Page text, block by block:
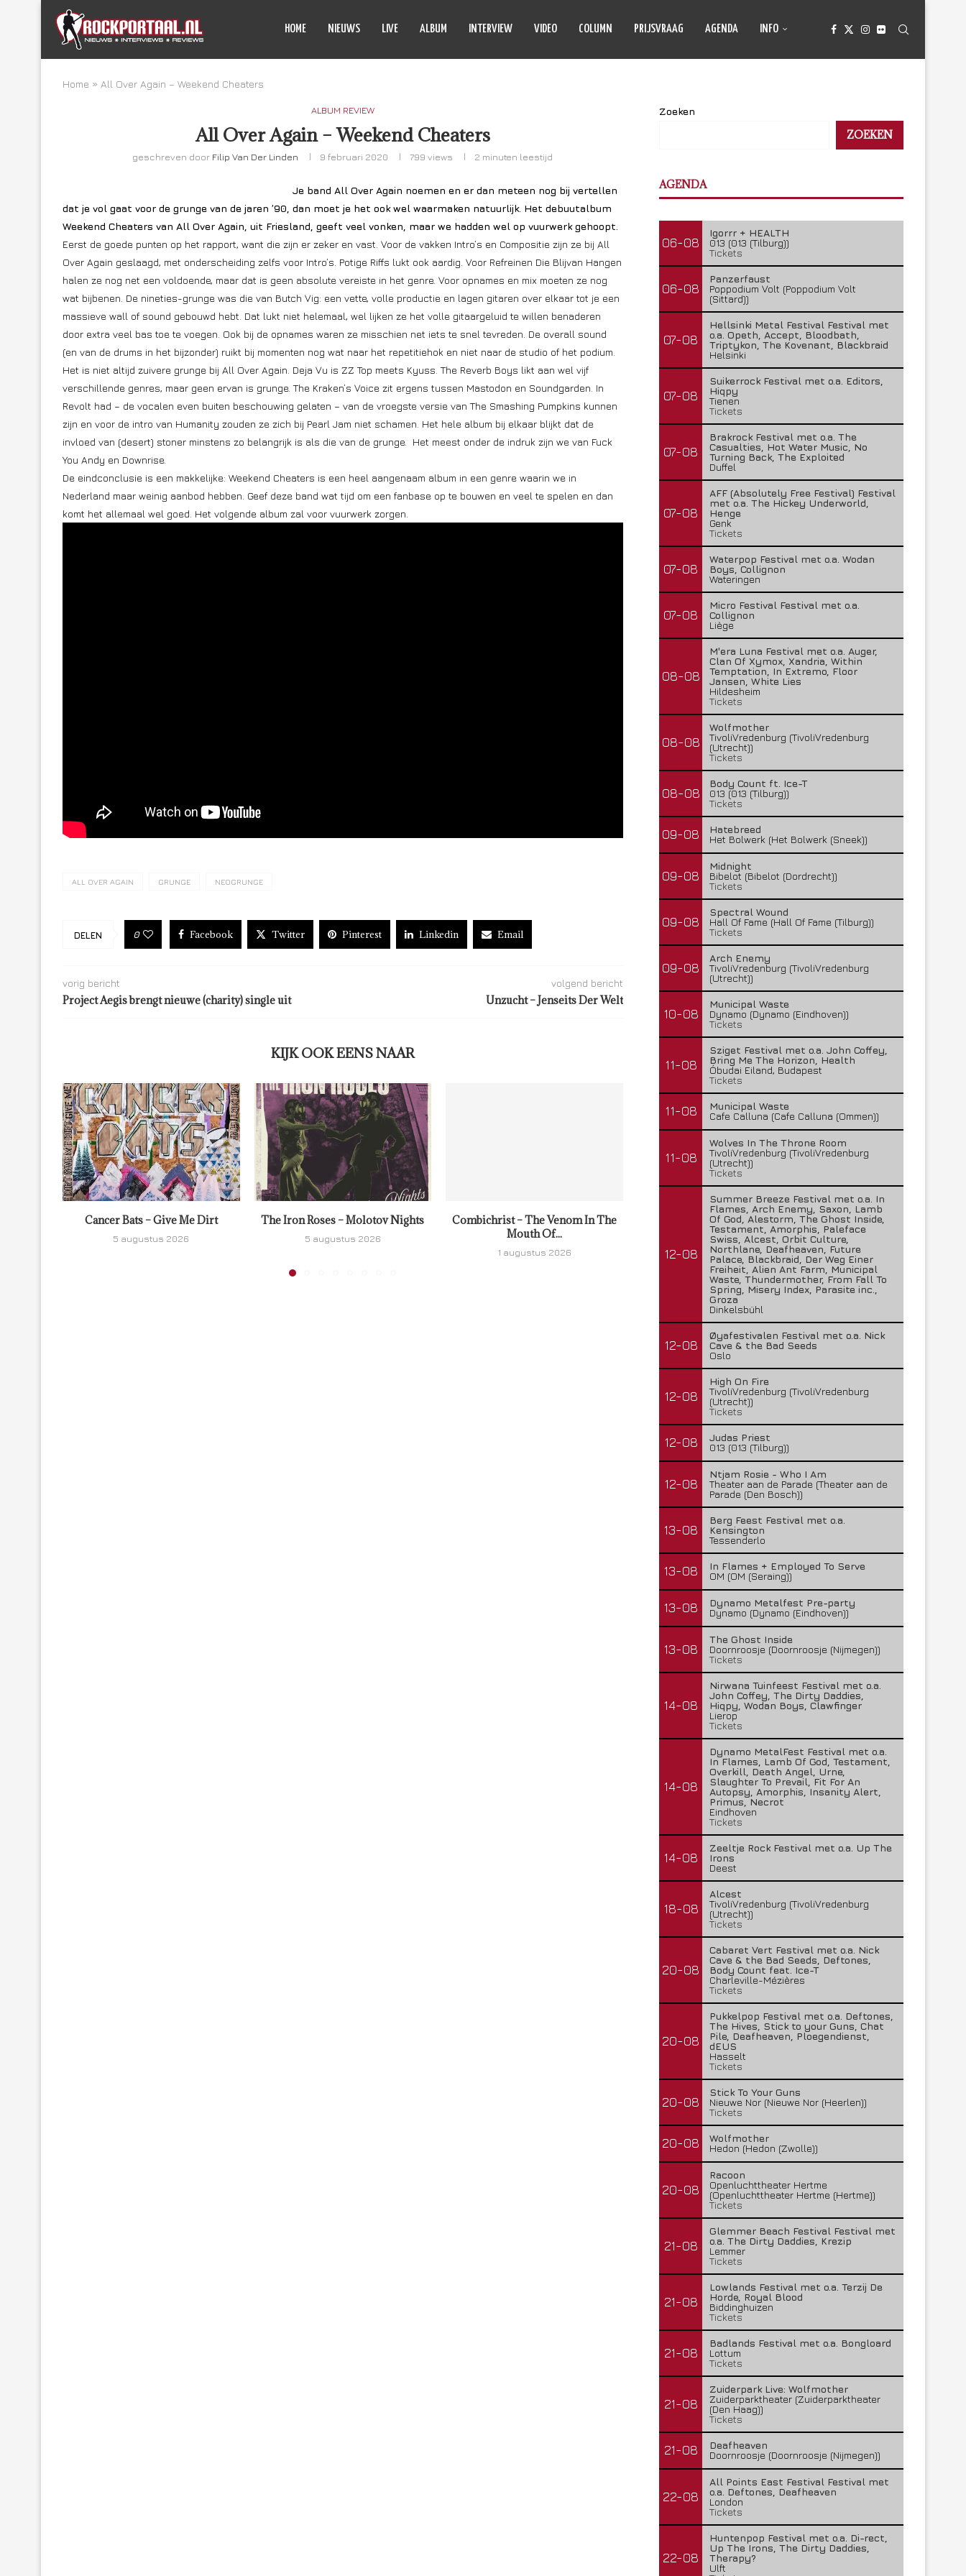
HOME NIEUWS LIVE ALBUM INTERVIEW VIDEO COLUMN PRIJSVRAAG AGENDA INFO
Home » All Over Again – Weekend Cheaters
ALBUM REVIEW
All Over Again – Weekend Cheaters
geschreven door Filip Van Der Linden 9 februari 2020 799 views 2 minuten leestijd
Je band All Over Again noemen en er dan meteen nog bij vertellen
dat je vol gaat voor de grunge van de jaren ’90, dan moet je het ook wel waarmaken natuurlijk. Het debuutalbum
Weekend Cheaters van All Over Again, uit Friesland, geeft veel vonken, maar we hadden wel op vuurwerk gehoopt.
Eerst de goede punten op het rapport, want die zijn er zeker en vast. Voor de vakken Intro’s en Compositie zijn ze bij All
Over Again geslaagd, met onderscheiding zelfs voor Intro’s. Potige Riffs lukt ook aardig. Voor Refreinen Die Blijvan Hangen
halen ze nog net een voldoende, maar dat is geen absolute vereiste in het genre. Voor opnames en mix moeten ze nog
wat bijbenen. De nineties-grunge was die van Butch Vig: een vette, volle productie en lagen gitaren over elkaar tot je een
massieve wall of sound gebouwd hebt. Dat lukt niet helemaal, wel lijken ze het volle gitaargeluid te willen benaderen
door extra veel bas toe te voegen. Ook bij de opnames waren ze misschien net iets te snel tevreden. De overall sound
(en van de drums in het bijzonder) ruikt bij momenten nog wat naar het repetitiehok en niet naar de studio of het podium.
Het is niet altijd zuivere grunge bij All Over Again. Deja Vu is ZZ Top meets Kyuss. The Reverb Boys likt aan wel vijf
verschillende genres, maar geen ervan is grunge. The Kraken’s Voice zit ergens tussen Mastodon en Soundgarden. In
Revolt had – de vocalen even buiten beschouwing gelaten – van de vroegste versie van The Smashing Pumpkins kunnen
zijn en voor de intro van Humanity zouden ze zich bij Pearl Jam niet schamen. Het hele album bij elkaar blijkt dat de
invloed van (desert) stoner minstens zo belangrijk is als die van de grunge. Het meest onder de indruk zijn we van Fuck
You Andy en Downrise.
De eindconclusie is een makkelijke: Weekend Cheaters is een heel aangenaam album in een genre waarin we in
Nederland maar weinig aanbod hebben. Geef deze band wat tijd om een fanbase op te bouwen en veel te spelen en dan
komt het allemaal wel goed. Het volgende album zal voor vuurwerk zorgen.
ALL OVER AGAIN GRUNGE NEOGRUNGE
DELEN 0 Facebook Twitter Pinterest Linkedin Email
vorig bericht
Project Aegis brengt nieuwe (charity) single uit
volgend bericht
Unzucht – Jenseits Der Welt
KIJK OOK EENS NAAR
Cancer Bats – Give Me Dirt
5 augustus 2026
The Iron Roses – Molotov Nights
5 augustus 2026
Combichrist – The Venom In The
Mouth Of...
1 augustus 2026
Lunatic Soul – Transition II
29 juli 2026
Boneripper – Radiant In
Zoeken
ZOEKEN
AGENDA
06-08
Igorrr + HEALTH
013 (013 (Tilburg))
Tickets
06-08
Panzerfaust
Poppodium Volt (Poppodium Volt
(Sittard))
07-08
Hellsinki Metal Festival Festival met
o.a. Opeth, Accept, Bloodbath,
Triptykon, The Kovenant, Blackbraid
Helsinki
07-08
Suikerrock Festival met o.a. Editors,
Hiqpy
Tienen
Tickets
07-08
Brakrock Festival met o.a. The
Casualties, Hot Water Music, No
Turning Back, The Exploited
Duffel
07-08
AFF (Absolutely Free Festival) Festival
met o.a. The Hickey Underworld,
Henge
Genk
Tickets
07-08
Waterpop Festival met o.a. Wodan
Boys, Collignon
Wateringen
07-08
Micro Festival Festival met o.a.
Collignon
Liège
08-08
M'era Luna Festival met o.a. Auger,
Clan Of Xymox, Xandria, Within
Temptation, In Extremo, Floor
Jansen, White Lies
Hildesheim
Tickets
08-08
Wolfmother
TivoliVredenburg (TivoliVredenburg
(Utrecht))
Tickets
08-08
Body Count ft. Ice-T
013 (013 (Tilburg))
Tickets
09-08
Hatebreed
Het Bolwerk (Het Bolwerk (Sneek))
09-08
Midnight
Bibelot (Bibelot (Dordrecht))
Tickets
09-08
Spectral Wound
Hall Of Fame (Hall Of Fame (Tilburg))
Tickets
09-08
Arch Enemy
TivoliVredenburg (TivoliVredenburg
(Utrecht))
10-08
Municipal Waste
Dynamo (Dynamo (Eindhoven))
Tickets
11-08
Sziget Festival met o.a. John Coffey,
Bring Me The Horizon, Health
Óbudai Eiland, Budapest
Tickets
11-08
Municipal Waste
Cafe Calluna (Cafe Calluna (Ommen))
11-08
Wolves In The Throne Room
TivoliVredenburg (TivoliVredenburg
(Utrecht))
Tickets
12-08
Summer Breeze Festival met o.a. In
Flames, Arch Enemy, Saxon, Lamb
Of God, Alestorm, The Ghost Inside,
Testament, Amorphis, Paleface
Swiss, Alcest, Orbit Culture,
Northlane, Deafheaven, Future
Palace, Blackbraid, Der Weg Einer
Freiheit, Alien Ant Farm, Municipal
Waste, Thundermother, From Fall To
Spring, Misery Index, Parasite inc.,
Groza
Dinkelsbühl
12-08
Øyafestivalen Festival met o.a. Nick
Cave & the Bad Seeds
Oslo
12-08
High On Fire
TivoliVredenburg (TivoliVredenburg
(Utrecht))
Tickets
12-08
Judas Priest
013 (013 (Tilburg))
12-08
Ntjam Rosie - Who I Am
Theater aan de Parade (Theater aan de
Parade (Den Bosch))
13-08
Berg Feest Festival met o.a.
Kensington
Tessenderlo
13-08
In Flames + Employed To Serve
OM (OM (Seraing))
13-08
Dynamo Metalfest Pre-party
Dynamo (Dynamo (Eindhoven))
13-08
The Ghost Inside
Doornroosje (Doornroosje (Nijmegen))
Tickets
14-08
Nirwana Tuinfeest Festival met o.a.
John Coffey, The Dirty Daddies,
Hiqpy, Wodan Boys, Clawfinger
Lierop
Tickets
14-08
Dynamo MetalFest Festival met o.a.
In Flames, Lamb Of God, Testament,
Overkill, Death Angel, Urne,
Slaughter To Prevail, Fit For An
Autopsy, Amorphis, Insanity Alert,
Primus, Necrot
Eindhoven
Tickets
14-08
Zeeltje Rock Festival met o.a. Up The
Irons
Deest
18-08
Alcest
TivoliVredenburg (TivoliVredenburg
(Utrecht))
Tickets
20-08
Cabaret Vert Festival met o.a. Nick
Cave & the Bad Seeds, Deftones,
Body Count feat. Ice-T
Charleville-Mézières
Tickets
20-08
Pukkelpop Festival met o.a. Deftones,
The Hives, Stick to your Guns, Chat
Pile, Deafheaven, Ploegendienst,
dEUS
Hasselt
Tickets
20-08
Stick To Your Guns
Nieuwe Nor (Nieuwe Nor (Heerlen))
Tickets
20-08
Wolfmother
Hedon (Hedon (Zwolle))
20-08
Racoon
Openluchttheater Hertme
(Openluchttheater Hertme (Hertme))
Tickets
21-08
Glemmer Beach Festival Festival met
o.a. The Dirty Daddies, Krezip
Lemmer
Tickets
21-08
Lowlands Festival met o.a. Terzij De
Horde, Royal Blood
Biddinghuizen
Tickets
21-08
Badlands Festival met o.a. Bongloard
Lottum
Tickets
21-08
Zuiderpark Live: Wolfmother
Zuiderparktheater (Zuiderparktheater
(Den Haag))
Tickets
21-08
Deafheaven
Doornroosje (Doornroosje (Nijmegen))
22-08
All Points East Festival Festival met
o.a. Deftones, Deafheaven
London
Tickets
22-08
Huntenpop Festival met o.a. Di-rect,
Up The Irons, The Dirty Daddies,
Therapy?
Ulft